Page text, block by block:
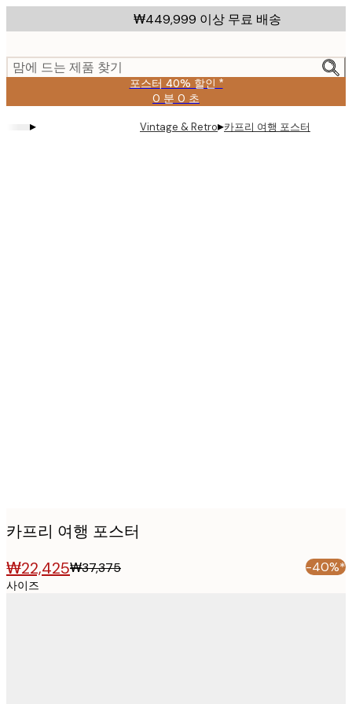
to
content.
₩449,999 이상 무료 배송
맘에 드는 제품 찾기
포스터 40% 할인 *
0 분 0 초
유
효
날
▸ Vintage & Retro▸카프리 여행 포스터
카프리 여행 포스터
₩22,425₩37,375 -40%*
사이즈